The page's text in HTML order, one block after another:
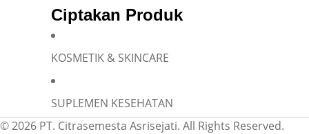
Ciptakan Produk
KOSMETIK & SKINCARE
SUPLEMEN KESEHATAN
© 2026 PT. Citrasemesta Asrisejati. All Rights Reserved.
Yes
No